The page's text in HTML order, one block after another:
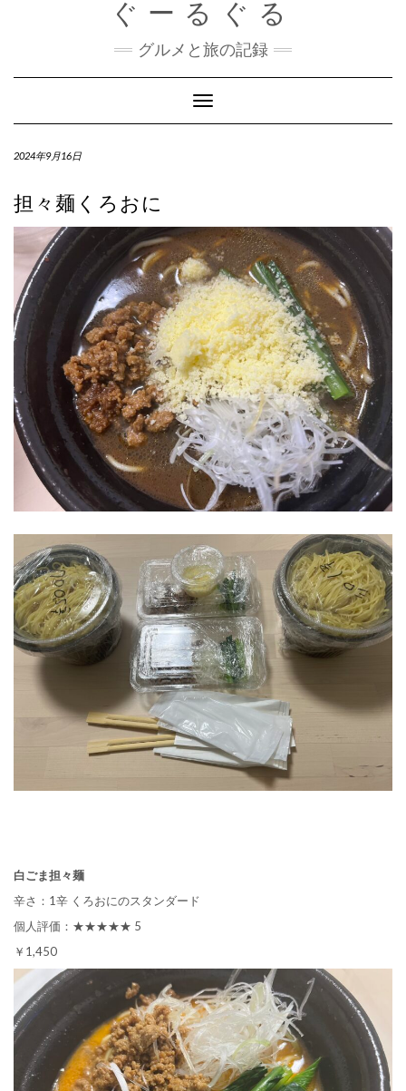
ぐーるぐる
グルメと旅の記録
Toggle
Navigation
2024年9月16日
担々麺くろおに
白ごま担々麺
辛さ：1辛 くろおにのスタンダード
個人評価：★★★★★ 5
￥1,450